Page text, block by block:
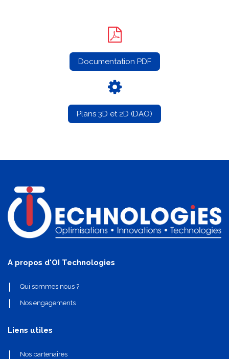
Documentation PDF
Plans 3D et 2D (DAO)
A propos d'OI Technologies
Qui sommes nous ?
Nos engagements
Liens utiles
Nos partenaires